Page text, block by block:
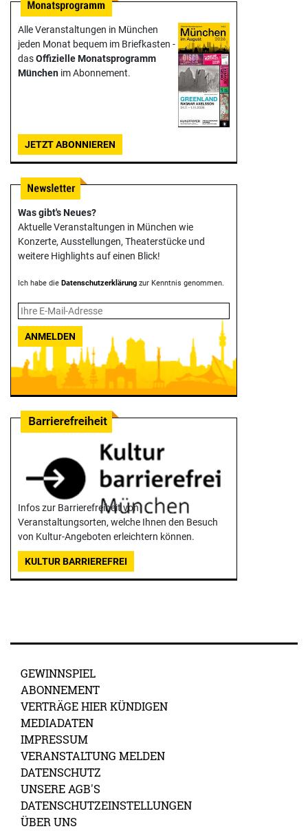
Alle Veranstaltungen in München
jeden Monat bequem im Briefkasten -
dasOffizielle Monats­programm
München im Abonnement.
JETZT ABONNIEREN
Was gibt's Neues?
Aktuelle Veranstaltungen in München wie
Konzerte, Ausstellungen, Theater­stücke und
weitere Highlights auf einen Blick!
Ich habe die Datenschutzerklärung zur Kenntnis genommen.
ANMELDEN
Infos zur Barrierefreiheit von
Veranstaltungsorten, welche Ihnen den Besuch
von Kultur-Angeboten erleichtern können.
KULTUR BARRIEREFREI
GEWINNSPIEL
ABONNEMENT
VERTRÄGE HIER KÜNDIGEN
MEDIADATEN
IMPRESSUM
VERANSTALTUNG MELDEN
DATENSCHUTZ
UNSERE AGB'S
DATENSCHUTZEINSTELLUNGEN
ÜBER UNS